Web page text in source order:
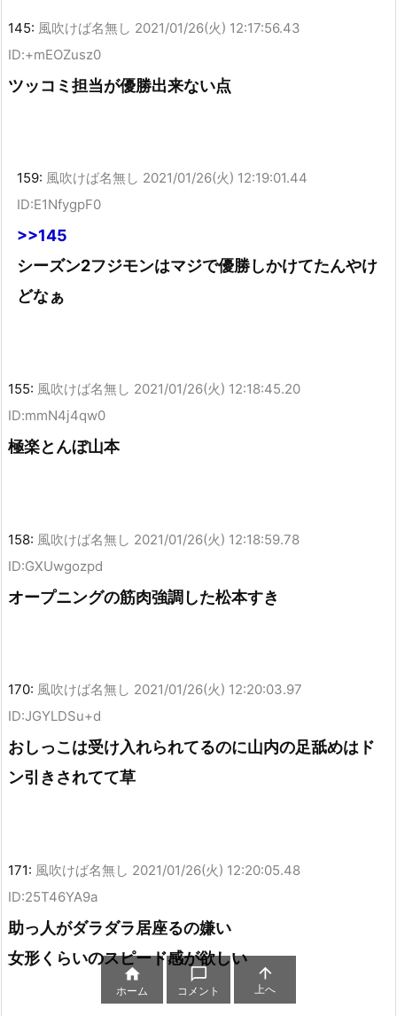
145: 風吹けば名無し 2021/01/26(火) 12:17:56.43
ID:+mEOZusz0
ツッコミ担当が優勝出来ない点
159: 風吹けば名無し 2021/01/26(火) 12:19:01.44
ID:E1NfygpF0
>>145
シーズン2フジモンはマジで優勝しかけてたんやけ
どなぁ
155: 風吹けば名無し 2021/01/26(火) 12:18:45.20
ID:mmN4j4qw0
極楽とんぼ山本
158: 風吹けば名無し 2021/01/26(火) 12:18:59.78
ID:GXUwgozpd
オープニングの筋肉強調した松本すき
170: 風吹けば名無し 2021/01/26(火) 12:20:03.97
ID:JGYLDSu+d
おしっこは受け入れられてるのに山内の足舐めはド
ン引きされてて草
171: 風吹けば名無し 2021/01/26(火) 12:20:05.48
ID:25T46YA9a
助っ人がダラダラ居座るの嫌い
女形くらいのスピード感が欲しい

ホーム

コメント

上へ